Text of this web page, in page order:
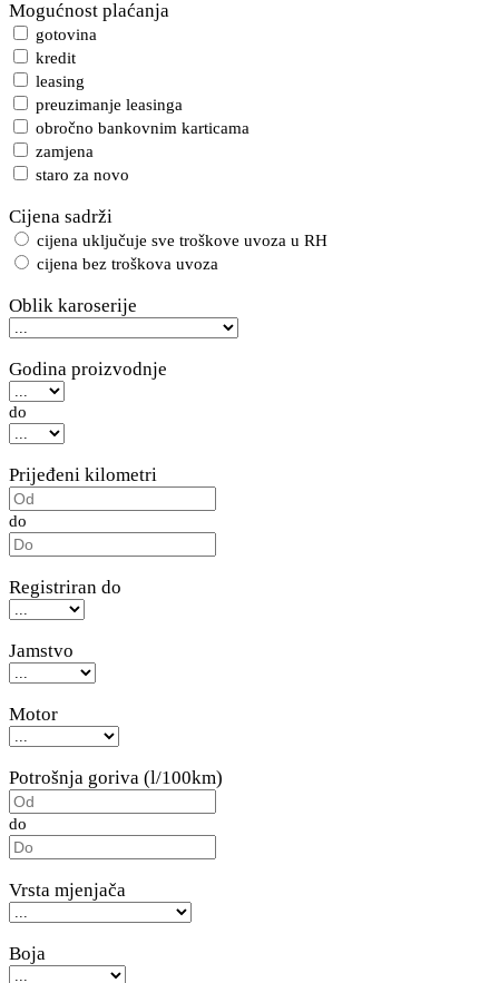
Mogućnost plaćanja
gotovina
kredit
leasing
preuzimanje leasinga
obročno bankovnim karticama
zamjena
staro za novo
Cijena sadrži
cijena uključuje sve troškove uvoza u RH
cijena bez troškova uvoza
Oblik karoserije
Godina proizvodnje
do
Prijeđeni kilometri
do
Registriran do
Jamstvo
Motor
Potrošnja goriva (l/100km)
do
Vrsta mjenjača
Boja